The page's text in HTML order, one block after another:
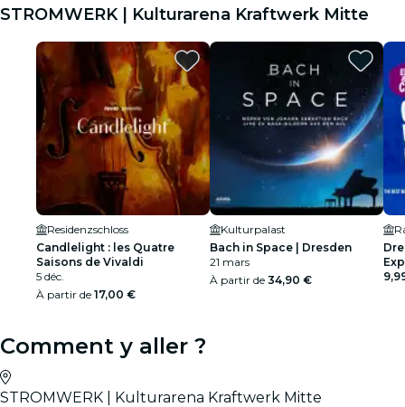
STROMWERK | Kulturarena Kraftwerk Mitte
Residenzschloss
Candlelight : les Quatre
Saisons de Vivaldi
5 déc.
À partir de 17,00 €
Kulturpalast
Bach in Space | Dresden
21 mars
À partir de 34,90 €
Comment y aller ?
STROMWERK | Kulturarena Kraftwerk Mitte